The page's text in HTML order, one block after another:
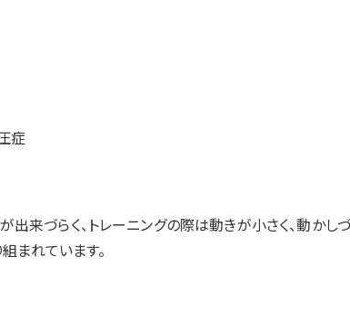
症
来づらく、トレーニングの際は動きが小さく、動かし
まれています。